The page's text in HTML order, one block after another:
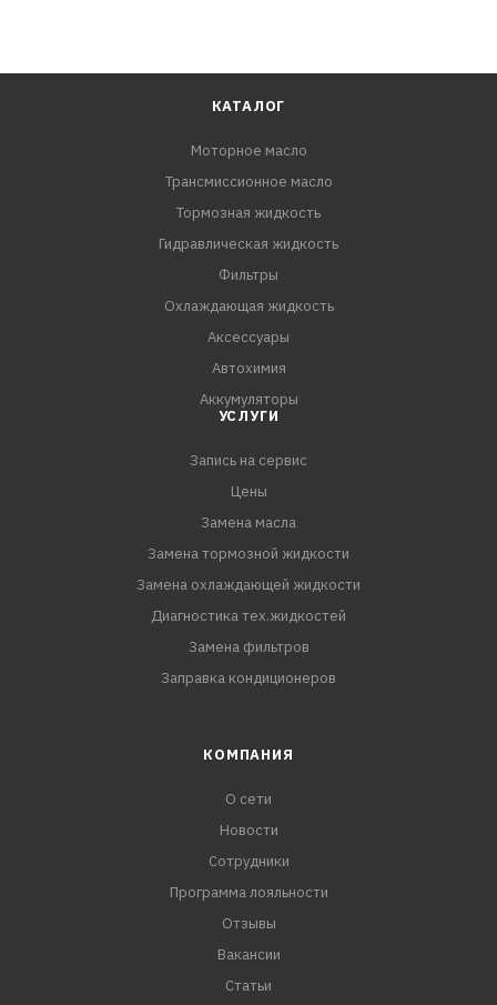
КАТАЛОГ
Моторное масло
Трансмиссионное масло
Тормозная жидкость
Гидравлическая жидкость
Фильтры
Охлаждающая жидкость
Аксессуары
Автохимия
Аккумуляторы
УСЛУГИ
Запись на сервис
Цены
Замена масла
Замена тормозной жидкости
Замена охлаждающей жидкости
Диагностика тех.жидкостей
Замена фильтров
Заправка кондиционеров
КОМПАНИЯ
О сети
Новости
Сотрудники
Программа лояльности
Отзывы
Вакансии
Статьи